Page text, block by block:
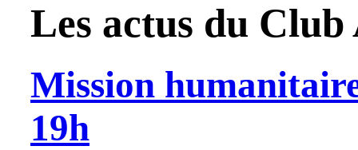
Les actus du Club
Mission
19h